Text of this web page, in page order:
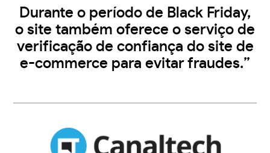
Durante o período de Black Friday,
o site também oferece o serviço de
verificação de confiança do site de
e-commerce para evitar fraudes.”